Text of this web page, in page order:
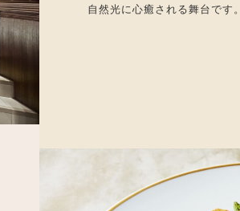
自然光に心癒される舞台です。